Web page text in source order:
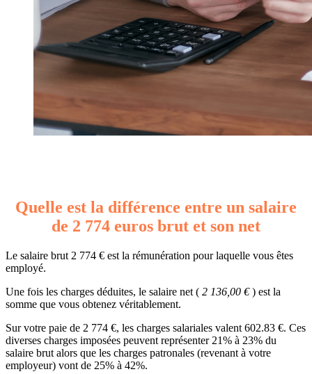
Quelle est la différence entre un salaire
de 2 774 euros brut et son net
Le salaire brut 2 774 € est la rémunération pour laquelle vous êtes
employé.
Une fois les charges déduites, le salaire net ( 2 136,00 €) est la
somme que vous obtenez véritablement.
Sur votre paie de 2 774 €, les charges salariales valent 602.83 €. Ces
diverses charges imposées peuvent représenter 21% à 23% du
salaire brut alors que les charges patronales (revenant à votre
employeur) vont de 25% à 42%.